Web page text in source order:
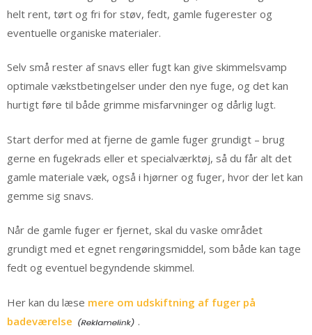
helt rent, tørt og fri for støv, fedt, gamle fugerester og
eventuelle organiske materialer.
Selv små rester af snavs eller fugt kan give skimmelsvamp
optimale vækstbetingelser under den nye fuge, og det kan
hurtigt føre til både grimme misfarvninger og dårlig lugt.
Start derfor med at fjerne de gamle fuger grundigt – brug
gerne en fugekrads eller et specialværktøj, så du får alt det
gamle materiale væk, også i hjørner og fuger, hvor der let kan
gemme sig snavs.
Når de gamle fuger er fjernet, skal du vaske området
grundigt med et egnet rengøringsmiddel, som både kan tage
fedt og eventuel begyndende skimmel.
Her kan du læse mere om udskiftning af fuger på
badeværelse
.